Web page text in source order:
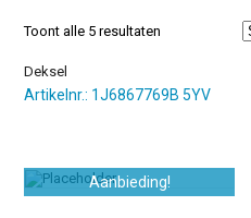
Toont alle 5 resultaten
Deksel
Artikelnr.: 1J6867769B 5YV
Aanbieding!